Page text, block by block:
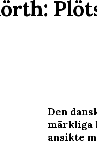
Den
märkliga
ansikte